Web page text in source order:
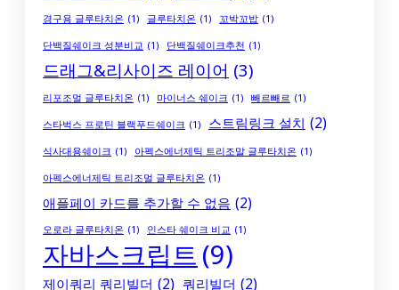
경구용 글루타치온 (1) 글루타치온 (1) 꼬박꼬밥 (1)
단백질쉐이크 성분비교 (1) 단백질쉐이크추천 (1)
드래그&리사이즈 레이어 (3)
리포조멀 글루타치온 (1) 마이너스 쉐이크 (1) 빼르빼르 (1)
스타벅스 프로틴 블랙푸드쉐이크 (1) 스트림링크 설치 (2)
식사대용쉐이크 (1) 아펙스에너제틱 트리조말 글루타치온 (1)
아펙스에너제틱 트리조멀 글루타치온 (1)
애플페이 카드를 추가할 수 없음 (2)
오로라 글루타치온 (1) 인스타 쉐이크 비교 (1)
자바스크립트 (9)
제이쿼리 쿼리빌더 (2) 쿼리빌더 (2)